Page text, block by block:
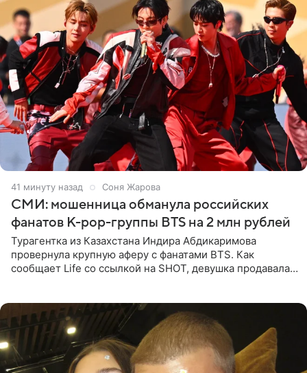
41 минуту назад Соня Жарова
СМИ: мошенница обманула российских
фанатов K-pop-группы BTS на 2 млн рублей
Турагентка из Казахстана Индира Абдикаримова
провернула крупную аферу с фанатами BTS. Как
сообщает Life со ссылкой на SHOT, девушка продавала